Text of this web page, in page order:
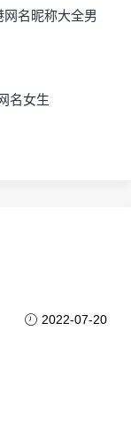
名昵称大全男
名女生
2022-07-20